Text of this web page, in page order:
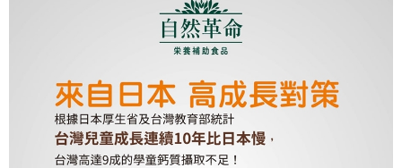
１．簡單：不需註冊會員、不需綁卡、不需儲值。
２．便利：只要手機號碼，簡訊認證，即可結帳。
３．安心：先確認商品／服務後，再付款。
【「AFTEE先享後付」結帳流程】
１．於結帳方式選擇「AFTEE先享後付」後，將跳轉至「AFTEE先享後付」
結帳頁面，進行簡訊認證並確認金額後，即可完成結帳。
２．訂單成立數日內，您將收到繳費通知簡訊。
３．收到繳費通知簡訊後14天內，點擊此簡訊中的連結，可透過四大超商／
每筆NT$70，滿NT$600(含以上)免運費
7-11取貨付款
每筆NT$70，滿NT$600(含以上)免運費